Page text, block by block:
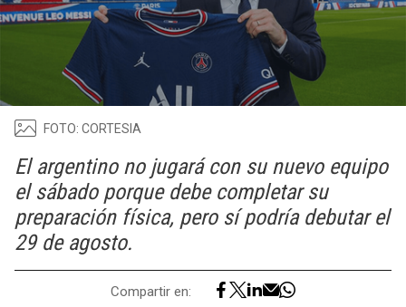
FOTO: CORTESIA
El argentino no jugará con su nuevo equipo
el sábado porque debe completar su
preparación física, pero sí podría debutar el
29 de agosto.
Compartir en: